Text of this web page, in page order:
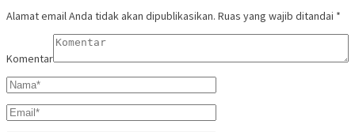
Alamat email Anda tidak akan dipublikasikan. Ruas yang wajib ditandai *
Komentar